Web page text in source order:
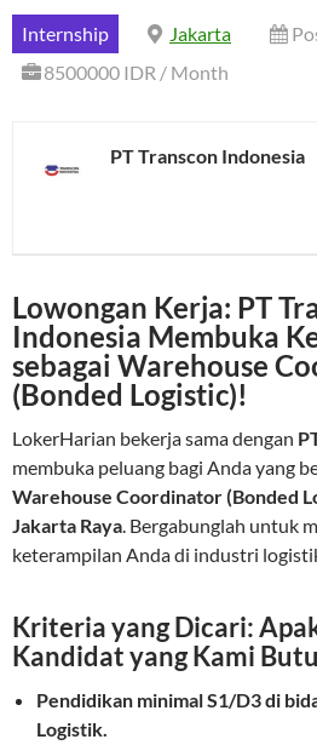
Internship Jakarta
8500000 IDR / Month
PT Transcon Indonesia
Lowongan Kerja: PT
Indonesia Membuka
sebagai Warehouse
(Bonded Logistic)!
LokerHarian bekerja sama dengan
membuka peluang bagi Anda yang
Warehouse Coordinator (Bonded
Jakarta Raya. Bergabunglah untuk
keterampilan Anda di industri
Kriteria yang Dicari:
Kandidat yang Kami
Pendidikan minimal S1/D3 di
Logistik.